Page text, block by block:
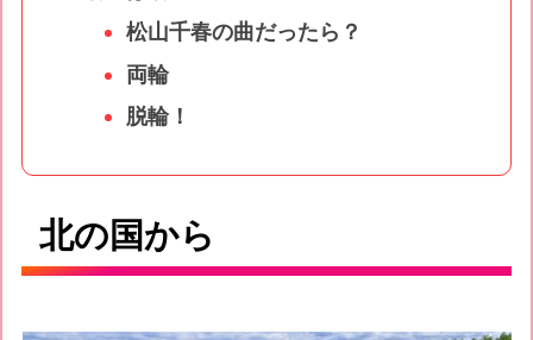
松山千春の曲だったら？
両輪
脱輪！
北の国から